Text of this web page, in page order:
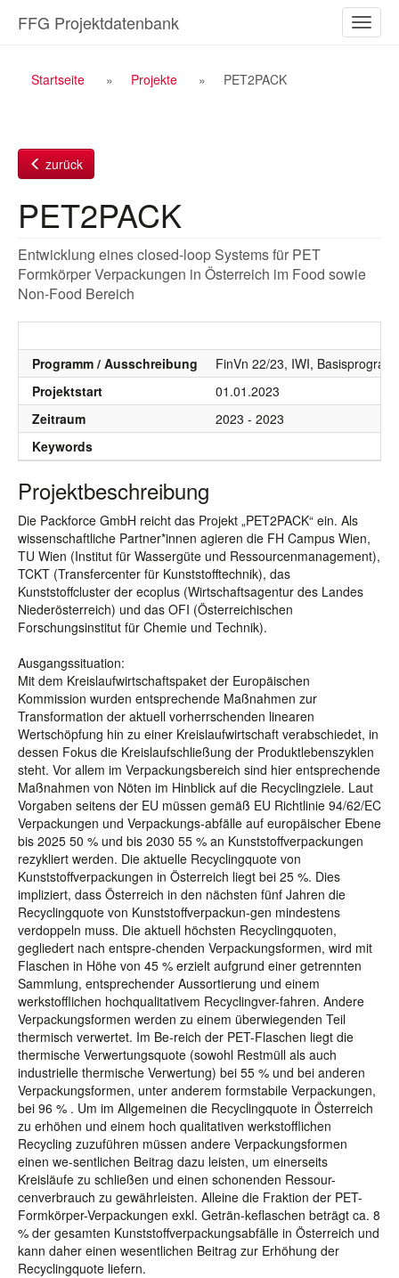
Inhalt
ein-/
FFG Projektdatenbank
Breadcrumb
Startseite Projekte PET2PACK
zurück
PET2PACK
Entwicklung eines closed-loop Systems für PET
Formkörper Verpackungen in Österreich im Food sowie
Non-Food Bereich
Programm / Ausschreibung
FinVn 22/23, IWI,
Projektstart
01.01.2023
Zeitraum
2023 - 2023
Keywords
Projektbeschreibung
Die Packforce GmbH reicht das Projekt „PET2PACK“ ein. Als
wissenschaftliche Partner*innen agieren die FH Campus Wien,
TU Wien (Institut für Wassergüte und Ressourcenmanagement),
TCKT (Transfercenter für Kunststofftechnik), das
Kunststoffcluster der ecoplus (Wirtschaftsagentur des Landes
Niederösterreich) und das OFI (Österreichischen
Forschungsinstitut für Chemie und Technik).
Ausgangssituation:
Mit dem Kreislaufwirtschaftspaket der Europäischen
Kommission wurden entsprechende Maßnahmen zur
Transformation der aktuell vorherrschenden linearen
Wertschöpfung hin zu einer Kreislaufwirtschaft verabschiedet, in
dessen Fokus die Kreislaufschließung der Produktlebenszyklen
steht. Vor allem im Verpackungsbereich sind hier entsprechende
Maßnahmen von Nöten im Hinblick auf die Recyclingziele. Laut
Vorgaben seitens der EU müssen gemäß EU Richtlinie 94/62/EC
Verpackungen und Verpackungs-abfälle auf europäischer Ebene
bis 2025 50 % und bis 2030 55 % an Kunststoffverpackungen
rezykliert werden. Die aktuelle Recyclingquote von
Kunststoffverpackungen in Österreich liegt bei 25 %. Dies
impliziert, dass Österreich in den nächsten fünf Jahren die
Recyclingquote von Kunststoffverpackun-gen mindestens
verdoppeln muss. Die aktuell höchsten Recyclingquoten,
gegliedert nach entspre-chenden Verpackungsformen, wird mit
Flaschen in Höhe von 45 % erzielt aufgrund einer getrennten
Sammlung, entsprechender Aussortierung und einem
werkstofflichen hochqualitativem Recyclingver-fahren. Andere
Verpackungsformen werden zu einem überwiegenden Teil
thermisch verwertet. Im Be-reich der PET-Flaschen liegt die
thermische Verwertungsquote (sowohl Restmüll als auch
industrielle thermische Verwertung) bei 55 % und bei anderen
Verpackungsformen, unter anderem formstabile Verpackungen,
bei 96 % . Um im Allgemeinen die Recyclingquote in Österreich
zu erhöhen und einem hoch qualitativen werkstofflichen
Recycling zuzuführen müssen andere Verpackungsformen
einen we-sentlichen Beitrag dazu leisten, um einerseits
Kreisläufe zu schließen und einen schonenden Ressour-
cenverbrauch zu gewährleisten. Alleine die Fraktion der PET-
Formkörper-Verpackungen exkl. Geträn-keflaschen beträgt ca. 8
% der gesamten Kunststoffverpackungsabfälle in Österreich und
kann daher einen wesentlichen Beitrag zur Erhöhung der
Recyclingquote liefern.